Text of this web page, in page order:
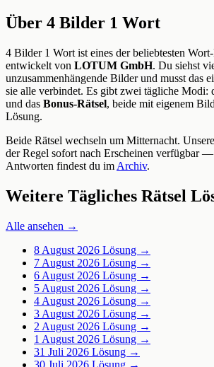
Über 4 Bilder 1 Wort
4 Bilder 1 Wort ist eines der beliebtesten
entwickelt von LOTUM GmbH. Du siehst
unzusammenhängende Bilder und musst das
sie alle verbindet. Es gibt zwei tägliche Modi:
und das Bonus-Rätsel, beide mit eigenem
Lösung.
Beide Rätsel wechseln um Mitternacht.
der Regel sofort nach Erscheinen verfügbar
Antworten findest du im Archiv.
Weitere Tägliches Rätsel
Alle ansehen →
8 August 2026 Lösung →
7 August 2026 Lösung →
6 August 2026 Lösung →
5 August 2026 Lösung →
4 August 2026 Lösung →
3 August 2026 Lösung →
2 August 2026 Lösung →
1 August 2026 Lösung →
31 Juli 2026 Lösung →
30 Juli 2026 Lösung →